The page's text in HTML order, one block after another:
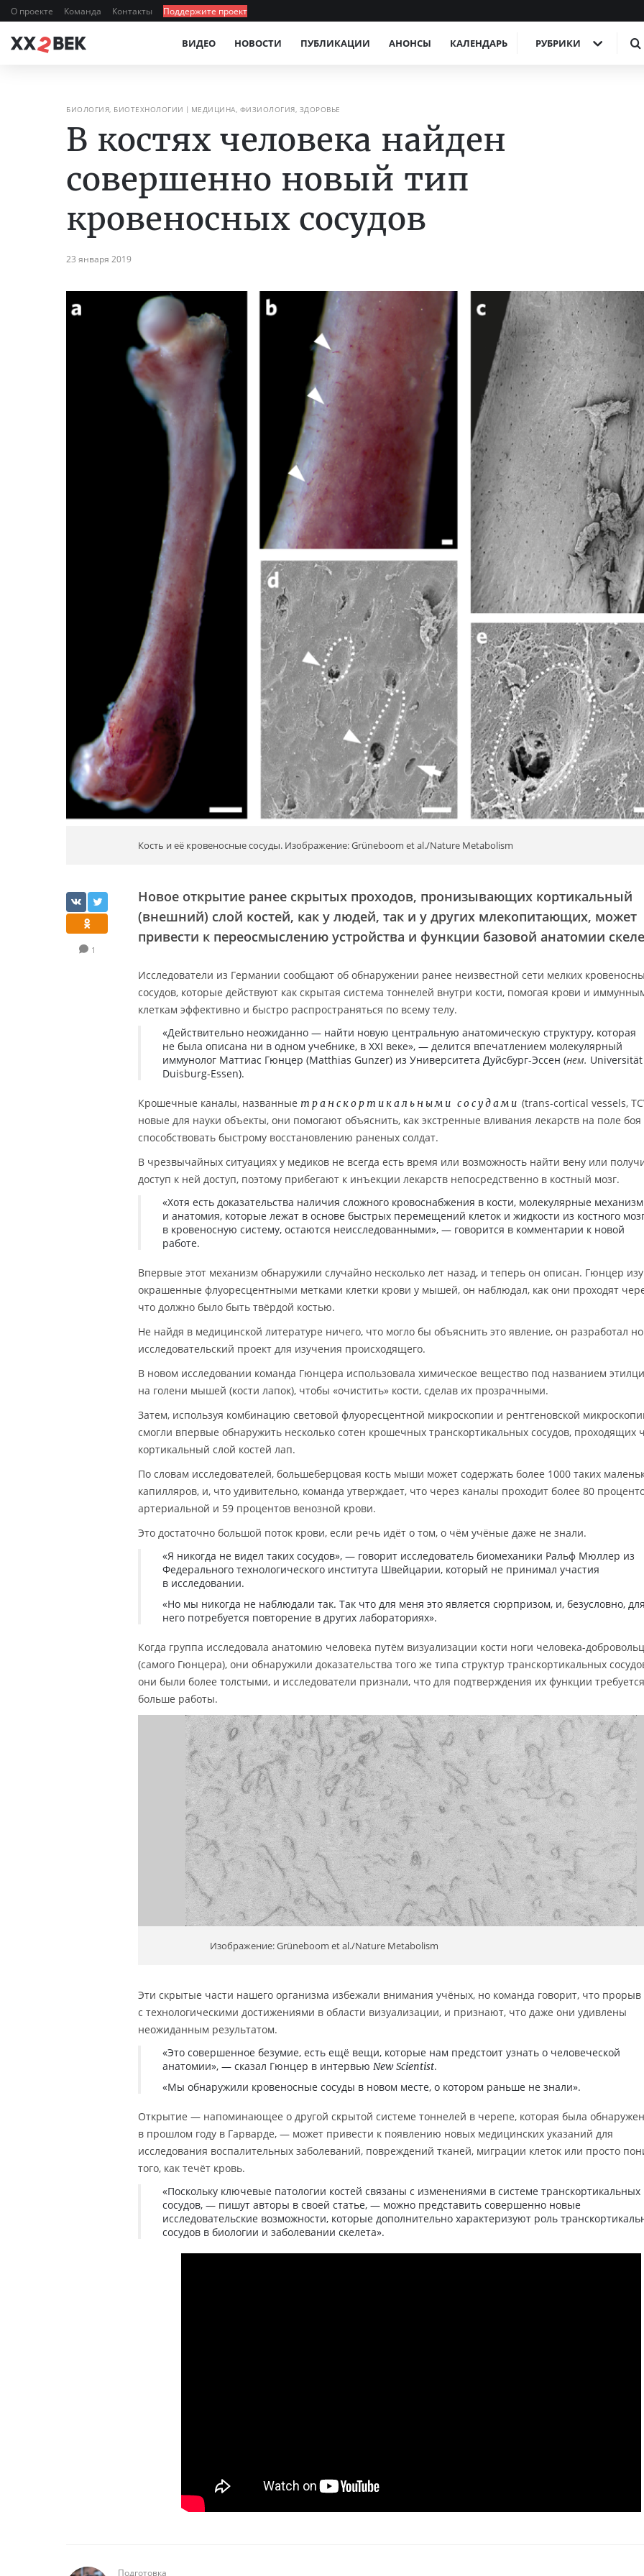
О проекте Команда Контакты Поддержите проект
ВИДЕО НОВОСТИ ПУБЛИКАЦИИ АНОНСЫ КАЛЕНДАРЬ РУБРИКИ
БИОЛОГИЯ, БИОТЕХНОЛОГИИ МЕДИЦИНА, ФИЗИОЛОГИЯ, ЗДОРОВЬЕ
В костях человека найден
совершенно новый тип
кровеносных сосудов
23 января 2019
Кость и её кровеносные сосуды. Изображение: Grüneboom et al./Nature Metabolism
1
Новое открытие ранее скрытых проходов, пронизывающих кортикальный
(внешний) слой костей, как у людей, так и у других млекопитающих, может
привести к переосмыслению устройства и функции базовой анатомии
Исследователи из Германии сообщают об обнаружении ранее неизвестной сети мелких
сосудов, которые действуют как скрытая система тоннелей внутри кости, помогая крови и
клеткам эффективно и быстро распространяться по всему телу.
«Действительно неожиданно — найти новую центральную анатомическую структуру, которая
не была описана ни в одном учебнике, в XXI веке», — делится впечатлением молекулярный
иммунолог Маттиас Гюнцер (Matthias Gunzer) из Университета Дуйсбург-Эссен (нем. Universität
Duisburg-Essen).
Крошечные каналы, названные транскортикальными сосудами (trans-cortical vessels,
новые для науки объекты, они помогают объяснить, как экстренные вливания лекарств на поле боя
способствовать быстрому восстановлению раненых солдат.
В чрезвычайных ситуациях у медиков не всегда есть время или возможность найти вену или
доступ к ней доступ, поэтому прибегают к инъекции лекарств непосредственно в костный мозг.
«Хотя есть доказательства наличия сложного кровоснабжения в кости, молекулярные
и анатомия, которые лежат в основе быстрых перемещений клеток и жидкости из костного
в кровеносную систему, остаются неисследованными», — говорится в комментарии к новой
работе.
Впервые этот механизм обнаружили случайно несколько лет назад, и теперь он описан. Гюнцер
окрашенные флуоресцентными метками клетки крови у мышей, он наблюдал, как они проходят
что должно было быть твёрдой костью.
Не найдя в медицинской литературе ничего, что могло бы объяснить это явление, он разработал
исследовательский проект для изучения происходящего.
В новом исследовании команда Гюнцера использовала химическое вещество под названием
на голени мышей (кости лапок), чтобы «очистить» кости, сделав их прозрачными.
Затем, используя комбинацию световой флуоресцентной микроскопии и рентгеновской
смогли впервые обнаружить несколько сотен крошечных транскортикальных сосудов, проходящих
кортикальный слой костей лап.
По словам исследователей, большеберцовая кость мыши может содержать более 1000 таких
капилляров, и, что удивительно, команда утверждает, что через каналы проходит более 80
артериальной и 59 процентов венозной крови.
Это достаточно большой поток крови, если речь идёт о том, о чём учёные даже не знали.
«Я никогда не видел таких сосудов», — говорит исследователь биомеханики Ральф Мюллер из
Федерального технологического института Швейцарии, который не принимал участия
в исследовании.
«Но мы никогда не наблюдали так. Так что для меня это является сюрпризом, и, безусловно,
него потребуется повторение в других лабораториях».
Когда группа исследовала анатомию человека путём визуализации кости ноги человека-
(самого Гюнцера), они обнаружили доказательства того же типа структур транскортикальных
они были более толстыми, и исследователи признали, что для подтверждения их функции требуется
больше работы.
Изображение: Grüneboom et al./Nature Metabolism
Эти скрытые части нашего организма избежали внимания учёных, но команда говорит, что прорыв
с технологическими достижениями в области визуализации, и признают, что даже они удивлены
неожиданным результатом.
«Это совершенное безумие, есть ещё вещи, которые нам предстоит узнать о человеческой
анатомии», — сказал Гюнцер в интервью New Scientist.
«Мы обнаружили кровеносные сосуды в новом месте, о котором раньше не знали».
Открытие — напоминающее о другой скрытой системе тоннелей в черепе, которая была
в прошлом году в Гарварде, — может привести к появлению новых медицинских указаний для
исследования воспалительных заболеваний, повреждений тканей, миграции клеток или просто
того, как течёт кровь.
«Поскольку ключевые патологии костей связаны с изменениями в системе транскортикальных
сосудов, — пишут авторы в своей статье, — можно представить совершенно новые
исследовательские возможности, которые дополнительно характеризуют роль
сосудов в биологии и заболевании скелета».
Подготовка